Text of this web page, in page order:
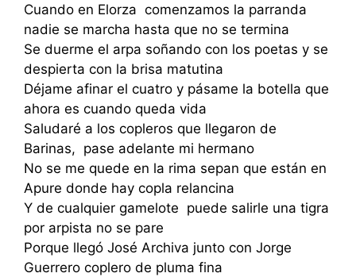
Cuando en Elorza comenzamos la parranda
nadie se marcha hasta que no se termina
Se duerme el arpa soñando con los poetas y se
despierta con la brisa matutina
Déjame afinar el cuatro y pásame la botella que
ahora es cuando queda vida
Saludaré a los copleros que llegaron de
Barinas, pase adelante mi hermano
No se me quede en la rima sepan que están en
Apure donde hay copla relancina
Y de cualquier gamelote puede salirle una tigra
por arpista no se pare
Porque llegó José Archiva junto con Jorge
Guerrero coplero de pluma fina